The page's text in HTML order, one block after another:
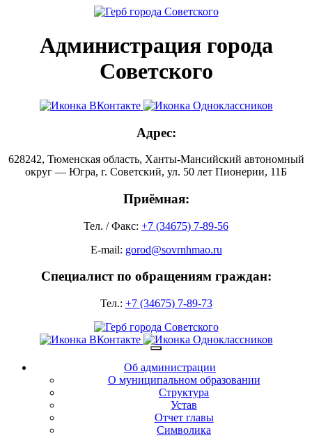
Администрация города
Советского
Адрес:
628242, Тюменская область, Ханты-Мансийский автономный
округ — Югра, г. Советский, ул. 50 лет Пионерии, 11Б
Приёмная:
Тел. / Факс: +7 (34675) 7-89-56
E-mail: gorod@sovrnhmao.ru
Специалист по обращениям граждан:
Тел.: +7 (34675) 7-89-73
Об администрации
О муниципальном образовании
Структура
Устав
Отчет главы
Символика